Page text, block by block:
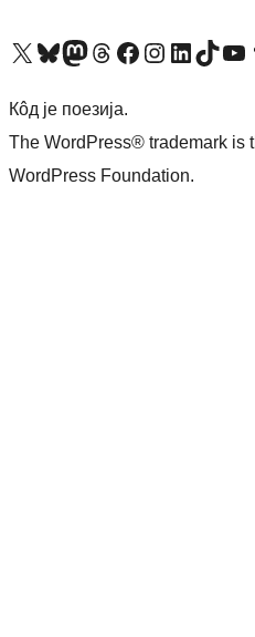
Visit our X (formerly Twitter) account
Посетите наш Bluesky налог
Visit our Mastodon account
Посетите наш налог на Threads-у Visit our Facebook pageПосетите наш Инстаграм налог
Visit our LinkedIn
Посетите наш TikTok
Visit our
Кôд је поезија.
The WordPress® trademark is
WordPress Foundation.